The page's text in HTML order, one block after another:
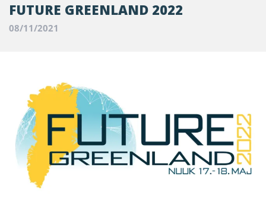
FUTURE GREENLAND 2022
08/11/2021